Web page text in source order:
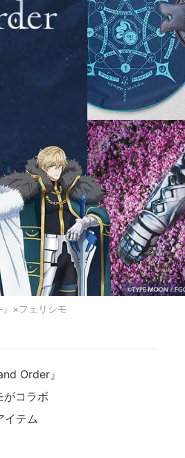
×フェリシモ
Order』
がコラボ
イテム